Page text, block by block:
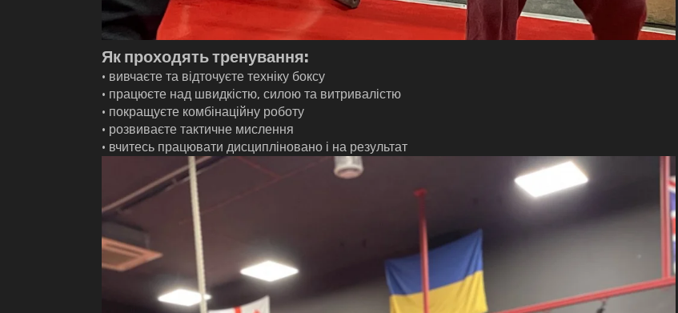
Як проходять тренування:
• вивчаєте та відточуєте техніку боксу
• працюєте над швидкістю, силою та витривалістю
• покращуєте комбінаційну роботу
• розвиваєте тактичне мислення
• вчитесь працювати дисципліновано і на результат